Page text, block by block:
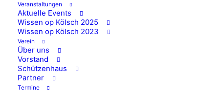
Veranstaltungen
Aktuelle Events
Wissen op Kölsch 2025
Wissen op Kölsch 2023
Verein
Über uns
Vorstand
Schützenhaus
Partner
Termine
Am Ende eines Jahres ist es beim Wissener
Schützenverein bereits Tradition, eine Wanderung
im Umland des Wisserlandes durchzuführen. Bei
herrlichem Wanderwetter trafen sich 31 Mitglieder
am Gewerbegebiet „Alte Hütte“ und von dort führte
die Wanderung über die alte Grubenbahn in Richtung
Mühlental. Nach einer kurzen Rast begann der